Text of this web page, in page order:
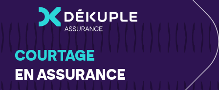
COURTAGE
EN ASSURANCE